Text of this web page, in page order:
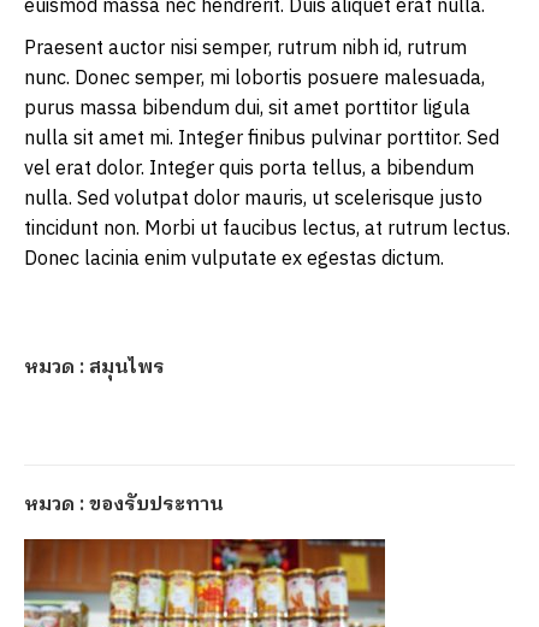
euismod massa nec hendrerit. Duis aliquet erat nulla.
Praesent auctor nisi semper, rutrum nibh id, rutrum
nunc. Donec semper, mi lobortis posuere malesuada,
purus massa bibendum dui, sit amet porttitor ligula
nulla sit amet mi. Integer finibus pulvinar porttitor. Sed
vel erat dolor. Integer quis porta tellus, a bibendum
nulla. Sed volutpat dolor mauris, ut scelerisque justo
tincidunt non. Morbi ut faucibus lectus, at rutrum lectus.
Donec lacinia enim vulputate ex egestas dictum.
หมวด : สมุนไพร
หมวด : ของรับประทาน